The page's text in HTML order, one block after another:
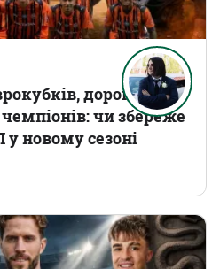
дорогі
чи збереже
новому сезоні